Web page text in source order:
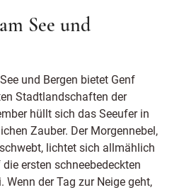
See und
und Bergen bietet Genf
Stadtlandschaften der
hüllt sich das Seeufer in
Zauber. Der Morgennebel,
lichtet sich allmählich
ersten schneebedeckten
Wenn der Tag zur Neige geht,